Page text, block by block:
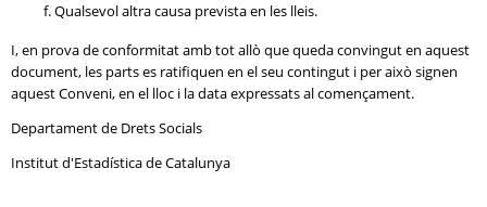
Qualsevol altra causa prevista en les lleis.
I, en prova de conformitat amb tot allò que queda convingut en aquest
document, les parts es ratifiquen en el seu contingut i per això signen
aquest Conveni, en el lloc i la data expressats al començament.
Departament de Drets Socials
Institut d'Estadística de Catalunya